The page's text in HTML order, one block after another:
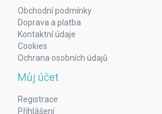
Obchodní podmínky
Doprava a platba
Kontaktní údaje
Cookies
Ochrana osobních údajů
Můj účet
Registrace
Přihlášení